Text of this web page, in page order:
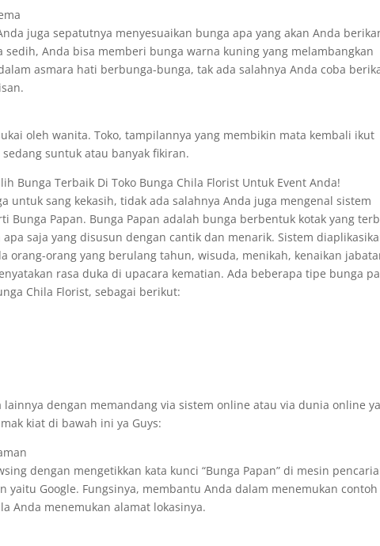
juga sepatutnya menyesuaikan bunga apa yang akan Anda
sedih, Anda bisa memberi bunga warna kuning yang melambangkan
asmara hati berbunga-bunga, tak ada salahnya Anda coba
oleh wanita. Toko, tampilannya yang membikin mata kembali ikut
suntuk atau banyak fikiran.
Bunga Terbaik Di Toko Bunga Chila Florist Untuk Event Anda!
untuk sang kekasih, tidak ada salahnya Anda juga mengenal sistem
Bunga Papan. Bunga Papan adalah bunga berbentuk kotak yang
saja yang disusun dengan cantik dan menarik. Sistem
orang-orang yang berulang tahun, wisuda, menikah, kenaikan
rasa duka di upacara kematian. Ada beberapa tipe bunga
Chila Florist, sebagai berikut:
dengan memandang via sistem online atau via dunia online
kiat di bawah ini ya Guys:
dengan mengetikkan kata kunci “Bunga Papan” di mesin
yaitu Google. Fungsinya, membantu Anda dalam menemukan contoh
Anda menemukan alamat lokasinya.